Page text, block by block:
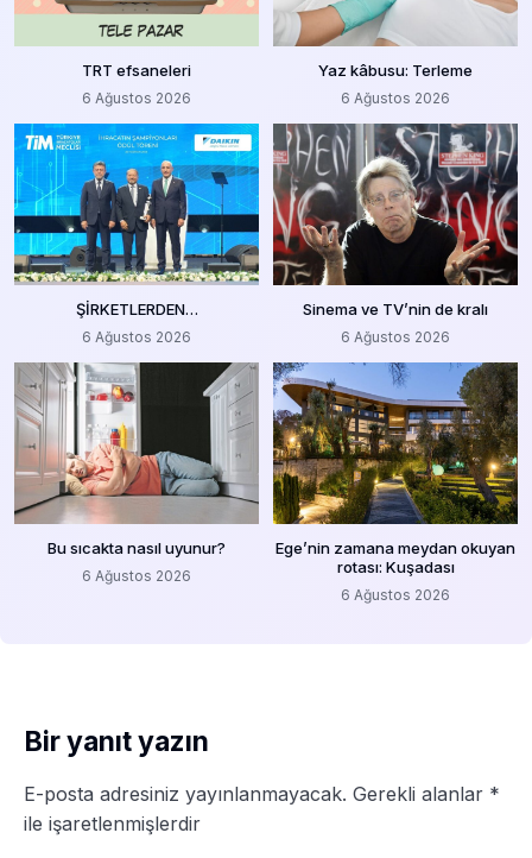
TRT efsaneleri
6 Ağustos 2026
Yaz kâbusu: Terleme
6 Ağustos 2026
ŞİRKETLERDEN…
6 Ağustos 2026
Sinema ve TV’nin de kralı
6 Ağustos 2026
Bu sıcakta nasıl uyunur?
6 Ağustos 2026
Ege’nin zamana meydan okuyan
rotası: Kuşadası
6 Ağustos 2026
Bir yanıt yazın
E-posta adresiniz yayınlanmayacak. Gerekli alanlar *
ile işaretlenmişlerdir